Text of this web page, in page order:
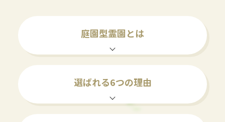
庭園型霊園とは
選ばれる6つの理由